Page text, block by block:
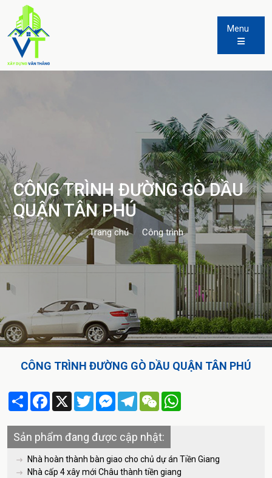
Menu
CÔNG TRÌNH ĐƯỜNG GÒ DẦU
QUẬN TÂN PHÚ
Trang chủ Công trình
CÔNG TRÌNH ĐƯỜNG GÒ DẦU QUẬN TÂN PHÚ
Share Facebook
X TwitterMessengerTelegramWeChat
Sản phẩm đang được cập nhật:
Nhà hoàn thành bàn giao cho chủ dự án Tiền Giang
Nhà cấp 4 xây mới Châu thành tiền giang